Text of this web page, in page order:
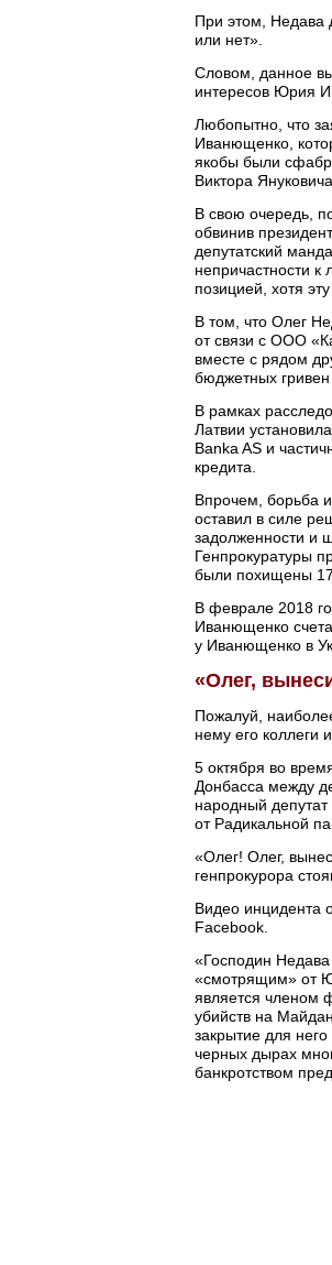
При этом, Недава
или нет».
Словом, данное
интересов Юрия
Любопытно, что
Иванющенко,
якобы были
Виктора
В свою очередь,
обвинив
депутатский
непричастности
позицией, хотя
В том, что Олег
от связи с ООО
вместе с рядом
бюджетных гривен
В рамках
Латвии
Banka AS и
кредита.
Впрочем, борьба
оставил в силе
задолженности и
Генпрокуратуры
были похищены
В феврале 2018
Иванющенко
у Иванющенко в
«Олег,
Пожалуй,
нему его коллеги
5 октября во
Донбасса между
народный
от Радикальной
«Олег! Олег,
генпрокурора
Видео инцидента
Facebook.
«Господин Недава
«смотрящим» от
является членом
убийств на
закрытие для
черных дырах
банкротством